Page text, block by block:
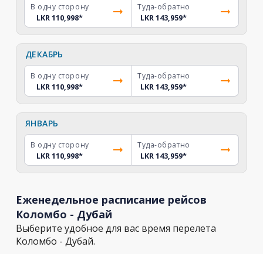
В одну сторону
LKR 110,998*
Туда-обратно
LKR 143,959*
ДЕКАБРЬ
В одну сторону
LKR 110,998*
Туда-обратно
LKR 143,959*
ЯНВАРЬ
В одну сторону
LKR 110,998*
Туда-обратно
LKR 143,959*
Еженедельное расписание рейсов
Коломбо - Дубай
Выберите удобное для вас время перелета
Коломбо - Дубай.